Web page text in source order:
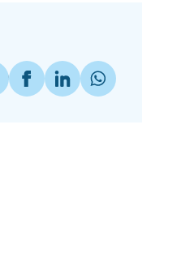
een-apero-van-de-